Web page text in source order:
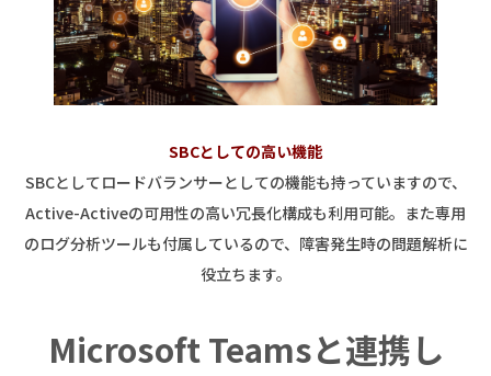
SBCとしての高い機能
SBCとしてロードバランサーとしての機能も持っていますので、
Active-Activeの可用性の高い冗長化構成も利用可能。また専用
のログ分析ツールも付属しているので、障害発生時の問題解析に
役立ちます。
Microsoft Teamsと連携し